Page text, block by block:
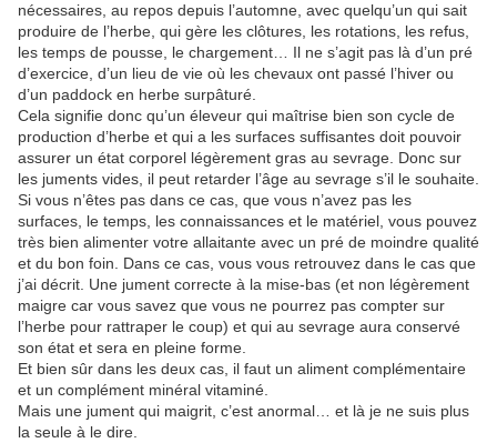
nécessaires, au repos depuis l’automne, avec quelqu’un qui sait
produire de l’herbe, qui gère les clôtures, les rotations, les refus,
les temps de pousse, le chargement… Il ne s’agit pas là d’un pré
d’exercice, d’un lieu de vie où les chevaux ont passé l’hiver ou
d’un paddock en herbe surpâturé.
Cela signifie donc qu’un éleveur qui maîtrise bien son cycle de
production d’herbe et qui a les surfaces suffisantes doit pouvoir
assurer un état corporel légèrement gras au sevrage. Donc sur
les juments vides, il peut retarder l’âge au sevrage s’il le souhaite.
Si vous n’êtes pas dans ce cas, que vous n’avez pas les
surfaces, le temps, les connaissances et le matériel, vous pouvez
très bien alimenter votre allaitante avec un pré de moindre qualité
et du bon foin. Dans ce cas, vous vous retrouvez dans le cas que
j’ai décrit. Une jument correcte à la mise-bas (et non légèrement
maigre car vous savez que vous ne pourrez pas compter sur
l’herbe pour rattraper le coup) et qui au sevrage aura conservé
son état et sera en pleine forme.
Et bien sûr dans les deux cas, il faut un aliment complémentaire
et un complément minéral vitaminé.
Mais une jument qui maigrit, c’est anormal… et là je ne suis plus
la seule à le dire.